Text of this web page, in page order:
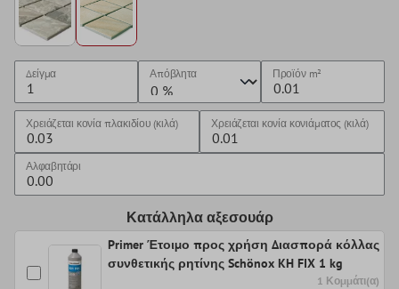
Δείγμα Απόβλητα Προϊόνm²
Χρειάζεται κονία πλακιδίου (κιλά) Χρειάζεται κονία κονιάματος (κιλά)
Αλφαβητάρι
Κατάλληλα αξεσουάρ
Primer Έτοιμο προς χρήση Διασπορά κόλλας
συνθετικής ρητίνης Schönox KH FIX 1 kg
1 Κομμάτι(α)